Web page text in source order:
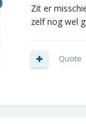
Zit er
zelf nog wel
Quote